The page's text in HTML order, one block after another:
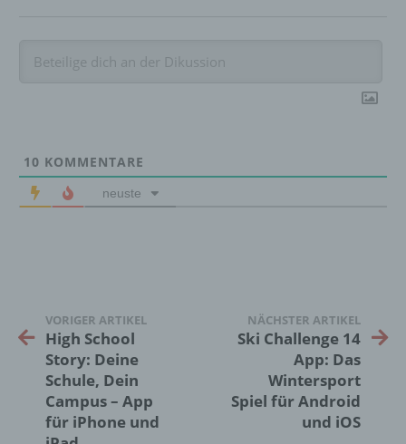
10 KOMMENTARE
neuste
VORIGER ARTIKEL
High School
Story: Deine
Schule, Dein
Campus – App
für iPhone und
NÄCHSTER ARTIKEL
Ski Challenge 14
App: Das
Wintersport
Spiel für Android
und iOS
betroffenen Person zugeordnet werden
einer identifizierten oder identifizierbaren
natürlichen Person zugewiesen werden.
Verantwortlicher ist die natürliche oder
juristische Person, Behörde, Einrichtung
oder andere Stelle, die allein oder
gemeinsam mit anderen über die Zwecke
und Mittel der Verarbeitung von
personenbezogenen Daten entscheidet.
Sind die Zwecke und Mittel dieser